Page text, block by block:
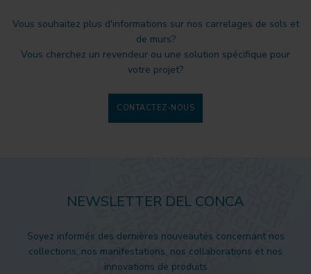
Vous souhaitez plus d'informations sur nos carrelages de sols et
de murs?
Vous cherchez un revendeur ou une solution spécifique pour
votre projet?
CONTACTEZ-NOUS
NEWSLETTER DEL CONCA
Soyez informés des dernières nouveautés concernant nos
collections, nos manifestations, nos collaborations et nos
innovations de produits